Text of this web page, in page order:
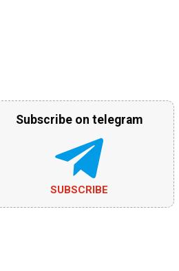
Subscribe on telegram
SUBSCRIBE